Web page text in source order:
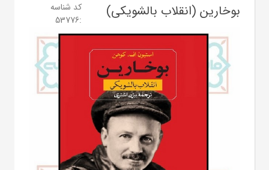
بوخارین (انقلاب بالشویکی)
کد شناسه
:
53776